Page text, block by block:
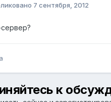
7 сентября, 2012
к